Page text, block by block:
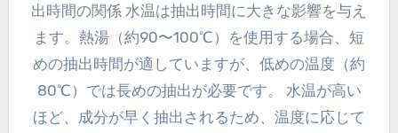
出時間の関係 水温は抽出時間に大きな影響を与え
ます。熱湯（約90〜100℃）を使用する場合、短
めの抽出時間が適していますが、低めの温度（約
80℃）では長めの抽出が必要です。 水温が高い
ほど、成分が早く抽出されるため、温度に応じて